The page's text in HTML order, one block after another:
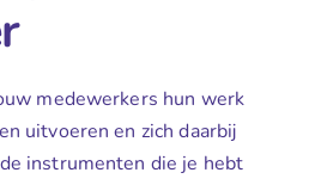
medewerkers hun werk
uitvoeren en zich daarbij
instrumenten die je hebt